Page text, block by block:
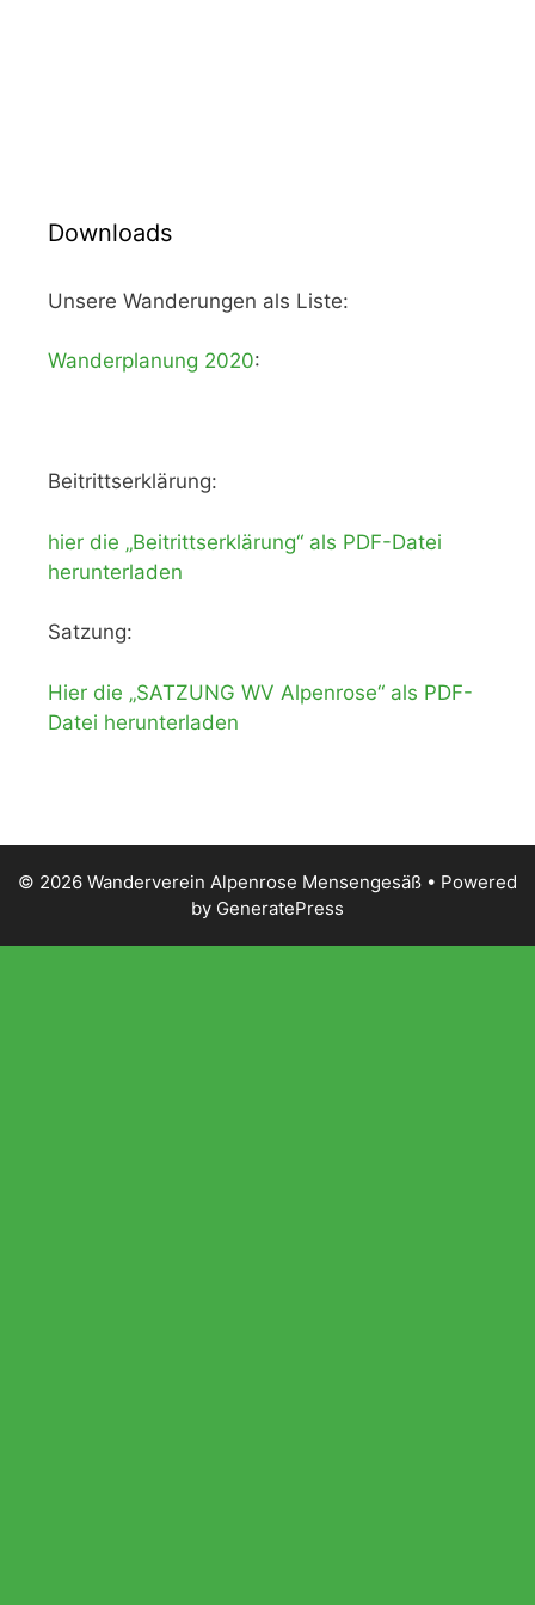
Downloads
Unsere Wanderungen als Liste:
Wanderplanung 2020:
Beitrittserklärung:
hier die „Beitrittserklärung“ als PDF-Datei
herunterladen
Satzung:
Hier die „SATZUNG WV Alpenrose“ als PDF-
Datei herunterladen
© 2026 Wanderverein Alpenrose Mensengesäß • Powered
by GeneratePress